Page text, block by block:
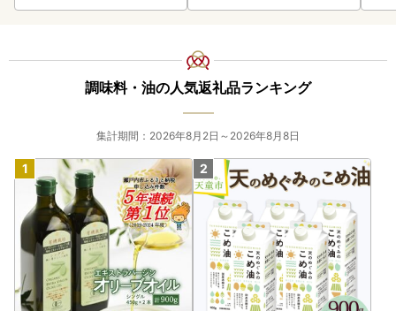
調味料・油の人気返礼品ランキング
集計期間：2026年8月2日～2026年8月8日